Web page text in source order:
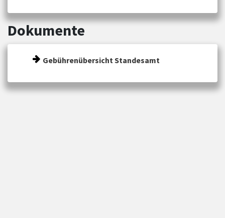
Dokumente
Gebührenübersicht Standesamt